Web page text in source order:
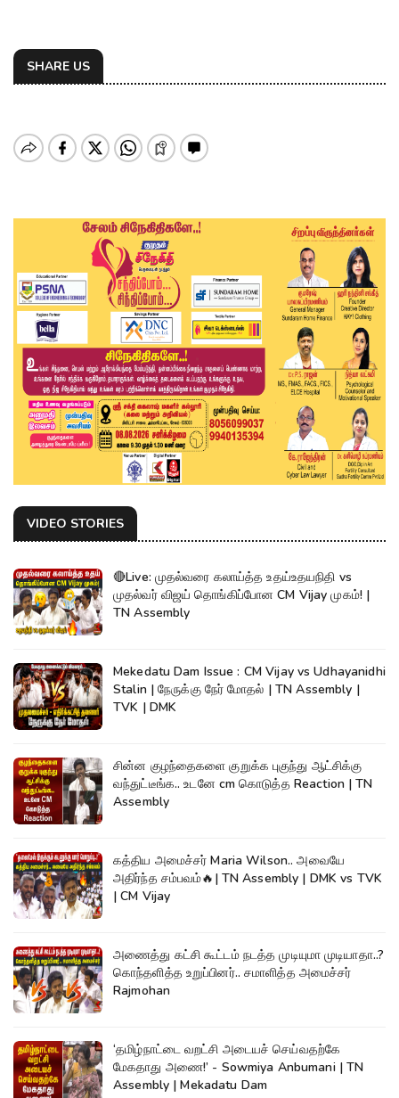
SHARE US
VIDEO STORIES
🔴Live: முதல்வரை கலாய்த்த உதய்உதயநிதி vs
முதல்வர் விஜய் தொங்கிப்போன CM Vijay முகம்! |
TN Assembly
Mekedatu Dam Issue : CM Vijay vs Udhayanidhi
Stalin | நேருக்கு நேர் மோதல் | TN Assembly |
TVK | DMK
சின்ன குழந்தைகளை குறுக்க புகுந்து ஆட்சிக்கு
வந்துட்டீங்க.. உடனே cm கொடுத்த Reaction | TN
Assembly
கத்திய அமைச்சர் Maria Wilson.. அவையே
அதிர்ந்த சம்பவம்🔥| TN Assembly | DMK vs TVK
| CM Vijay
அணைத்து கட்சி கூட்டம் நடத்த முடியுமா முடியாதா..?
கொந்தளித்த உறுப்பினர்.. சமாளித்த அமைச்சர்
Rajmohan
‘தமிழ்நாட்டை வறட்சி அடையச் செய்வதற்கே
மேகதாது அணை!’ - Sowmiya Anbumani | TN
Assembly | Mekadatu Dam